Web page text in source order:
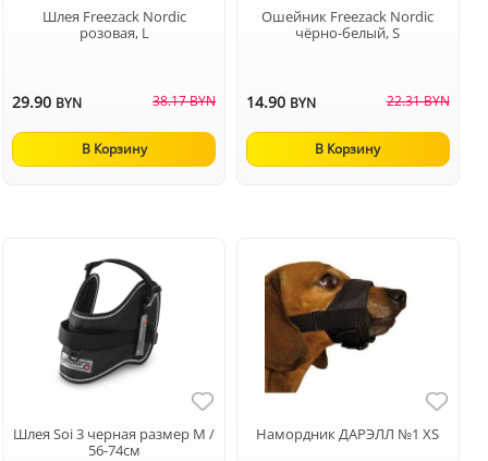
Шлея Freezack Nordic
розовая, L
29.90 BYN 38.17 BYN
В Корзину
Ошейник Freezack Nordic
чёрно-белый, S
14.90 BYN 22.31 BYN
В Корзину
Шлея Soi 3 черная размер М /
56-74см
Намордник ДАРЭЛЛ №1 XS